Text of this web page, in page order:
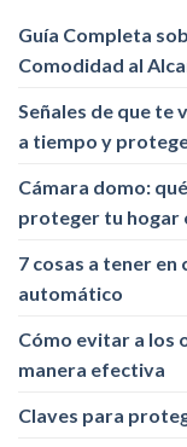
Guía Completa
Comodidad al
Señales de que te
a tiempo y
Cámara domo:
proteger tu hogar
7 cosas a tener
automático
Cómo evitar a los
manera efectiva
Claves para